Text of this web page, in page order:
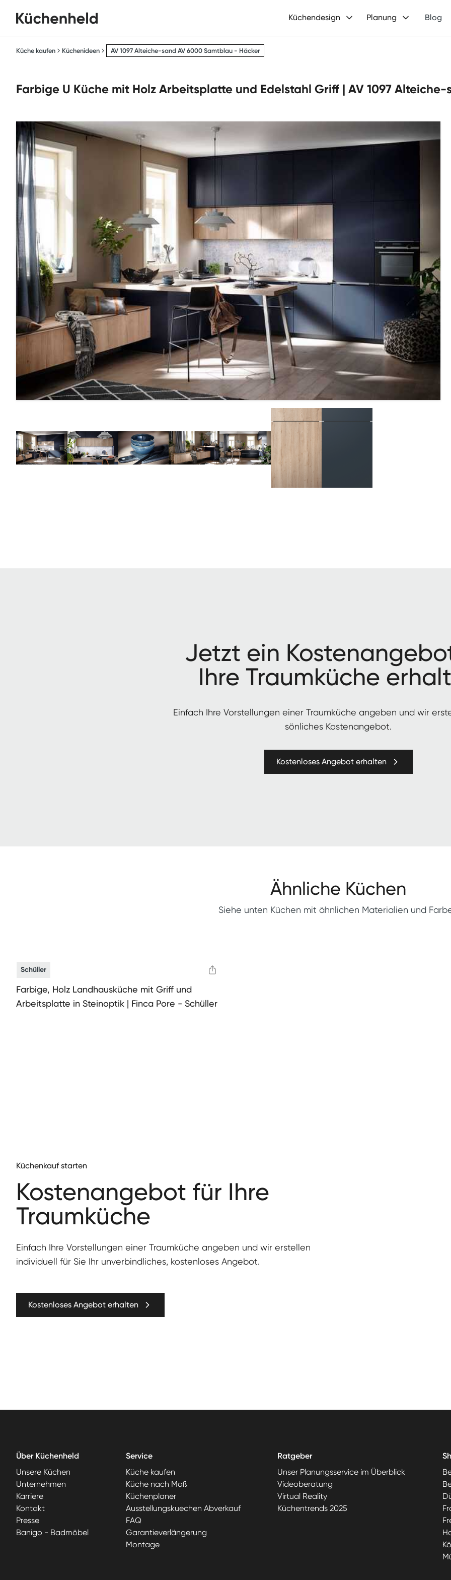
Küchendesign Planung Blog
Küche kaufen Küchenideen AV 1097 Alteiche-sand AV 6000 Samtblau - Häcker
Farbige U Küche mit Holz Arbeitsplatte und Edelstahl Griff | AV 1097
Jet­zt ein
Ihre Traumküche
Ein­fach Ihre Vorstel­lun­gen ein­er Traumküche angeben und wir
sön­lich­es Kostenangebot.
Kostenloses Angebot erhalten
Ähnliche Küchen
Siehe unten Küchen mit ähnlichen Materialien und
Schüller
Farbige, Holz Landhausküche mit Griff und
Arbeitsplatte in Steinoptik | Finca Pore - Schüller
Küchenkauf starten
Kos­te­nange­bot für Ihre
Traumküche
Ein­fach Ihre Vorstel­lun­gen ein­er Traumküche angeben und wir erstellen
individuell für Sie Ihr unverbindliches, kostenloses Angebot.
Kostenloses Angebot erhalten
Über Küchenheld
Unsere Küchen
Unternehmen
Karriere
Kontakt
Presse
Banigo - Badmöbel
Service
Küche kaufen
Küche nach Maß
Küchenplaner
Ausstellungskuechen Abverkauf
FAQ
Garantieverlängerung
Montage
Ratgeber
Unser Planungsservice im Überblick
Videoberatung
Virtual Reality
Küchentrends 2025